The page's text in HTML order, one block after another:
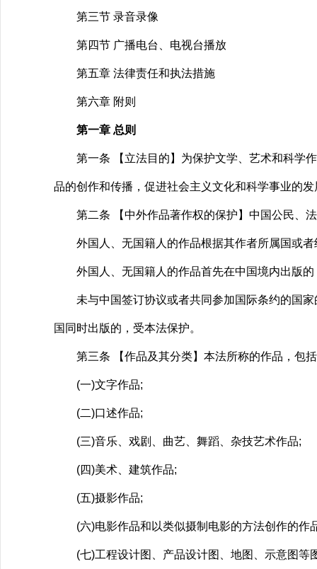
第三节 录音录像
第四节 广播电台、电视台播放
第五章 法律责任和执法措施
第六章 附则
第一章 总则
第一条 【立法目的】为保护文学、艺术和科学作
品的创作和传播，促进社会主义文化和科学事业的
第二条 【中外作品著作权的保护】中国公民、法
外国人、无国籍人的作品根据其作者所属国或者
外国人、无国籍人的作品首先在中国境内出版的
未与中国签订协议或者共同参加国际条约的国家
国同时出版的，受本法保护。
第三条 【作品及其分类】本法所称的作品，包括
(一)文字作品;
(二)口述作品;
(三)音乐、戏剧、曲艺、舞蹈、杂技艺术作品;
(四)美术、建筑作品;
(五)摄影作品;
(六)电影作品和以类似摄制电影的方法创作的作
(七)工程设计图、产品设计图、地图、示意图等